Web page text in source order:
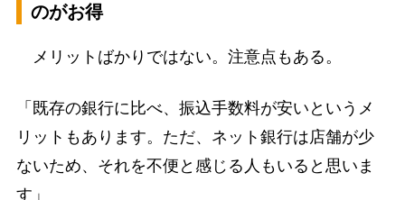
のがお得
メリットばかりではない。注意点もある。
「既存の銀行に比べ、振込手数料が安いというメ
リットもあります。ただ、ネット銀行は店舗が少
ないため、それを不便と感じる人もいると思いま
す」